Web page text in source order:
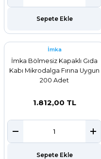
Sepete Ekle
İmka
İmka Bölmesiz Kapaklı Gıda
Kabı Mikrodalga Fırına Uygun
200 Adet
1.812,00 TL
Sepete Ekle